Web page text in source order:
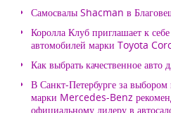
Самосвалы Shacman в
Королла Клуб приглашает к
автомобилей марки Toyota
Как выбрать качественное авто
В Санкт-Петербурге за
марки Mercedes-Benz
официальному дилеру в